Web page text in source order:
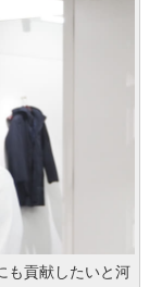
も貢献したいと河